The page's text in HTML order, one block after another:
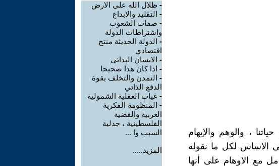
، والوهم والإيهام
الاساس لكل ما نقوله
مع الاوهام على أنها
- ظلال الله على الارض
- التقليد والابداع
- صفات الشعوب
واشتراطات الدولة
- الدولة الحديثة منتج
اقتصادي
- الانسان البدائي
- اذا كان هذا صحيحا
- التمدن والتخلف بقوة
الدفع الذاتي
- غياب العقلية الشمولية
- المنظومة الفكرية
العربية والقضية
الفلسطينية ، جدلية
السبب وا ...
المزيد.....